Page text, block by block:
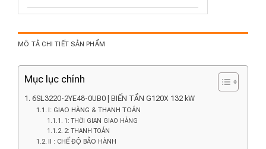
MÔ TẢ CHI TIẾT SẢN PHẨM
Mục lục chính
6SL3220-2YE48-0UB0 | BIẾN TẦN G120X 132 kW
I: GIAO HÀNG & THANH TOÁN
1: THỜI GIAN GIAO HÀNG
2: THANH TOÁN
II : CHẾ ĐỘ BẢO HÀNH